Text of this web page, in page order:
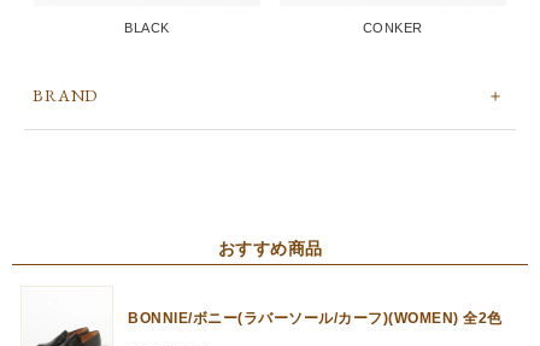
BLACK CONKER
BRAND
おすすめ商品
BONNIE/ボニー(ラバーソール/カーフ)(WOMEN) 全2色